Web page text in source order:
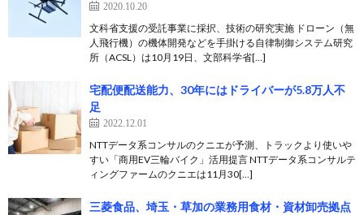
2020.10.20
文科省支援の受託事業に採択、技術の研究実施 ドローン（無
人飛行機）の機体開発などを手掛ける自律制御システム研究
所（ACSL）は10月19日、文部科学省[…]
宅配便配送能力、30年にはドライバーが5.8万人不
足
2022.12.01
NTTデータ系コンサルのクニエが予測、トラックより使いや
すい「商用EV三輪バイク」活用提言 NTTデータ系コンサルテ
ィングファームのクニエは11月30[…]
三菱食品、埼玉・草加の業務用食材・資材卸売拠点